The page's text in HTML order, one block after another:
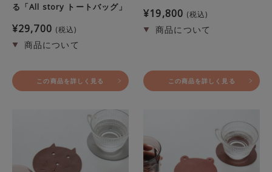
る「All story トートバッグ」
¥29,700 税込
この商品を詳しく見る
¥19,800 税込
この商品を詳しく見る